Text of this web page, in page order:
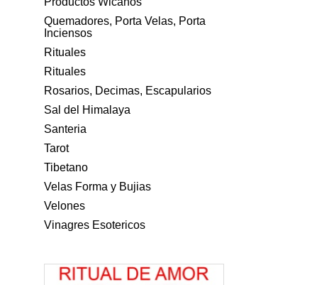
Quemadores, Porta Velas, Porta
Inciensos
Rituales
Rituales
Rosarios, Decimas, Escapularios
Sal del Himalaya
Santeria
Tarot
Tibetano
Velas Forma y Bujias
Velones
Vinagres Esotericos